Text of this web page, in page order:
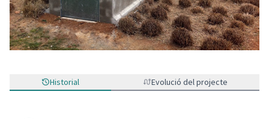
Historial Evolució del projecte